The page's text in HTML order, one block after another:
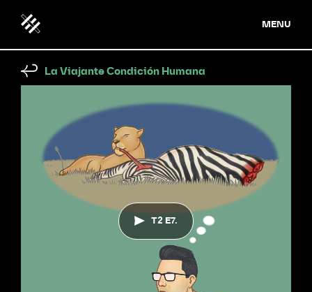
MENU
La Viajante Condición Humana
T2 E7.